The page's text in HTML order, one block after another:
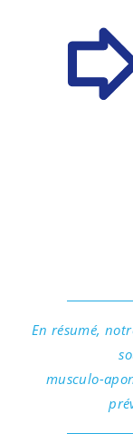
En résumé,
musculo-